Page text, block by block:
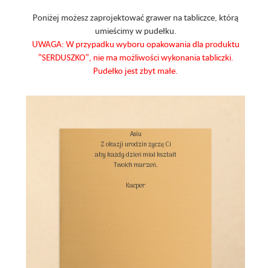
Poniżej możesz zaprojektować grawer na tabliczce, którą
umieścimy w pudełku.
UWAGA: W przypadku wyboru opakowania dla produktu
"SERDUSZKO", nie ma możliwości wykonania tabliczki.
Pudełko jest zbyt małe.
Asiu
Z okazji urodzin życzę Ci
aby każdy dzień miał kształt
Twoich marzeń.
Kacper